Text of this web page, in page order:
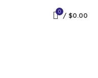
0 / $0.00